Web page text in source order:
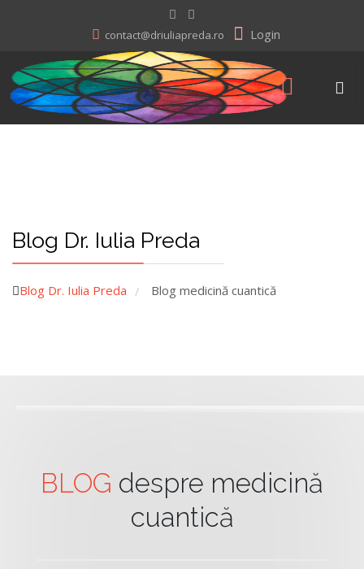
Login
contact@driuliapreda.ro
Blog Dr. Iulia Preda
Blog Dr. Iulia Preda / Blog medicină cuantică
BLOG despre medicină
cuantică